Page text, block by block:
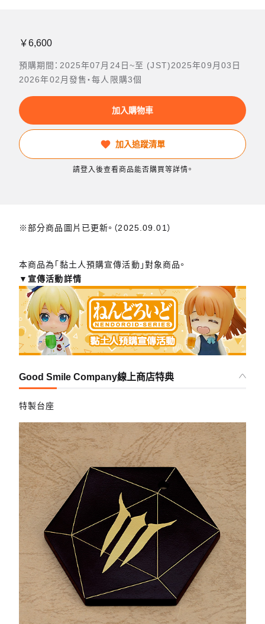
￥6,600
預購期間：2025年07月24日~至 (JST)2025年09月03日
2026年02月發售・每人限購3個
加入購物車
加入追蹤清單
請登入後查看商品能否購買等詳情。
※部分商品圖片已更新。（2025.09.01）
本商品為「黏土人預購宣傳活動」對象商品。
▼宣傳活動詳情
Good Smile Company線上商店特典
特製台座